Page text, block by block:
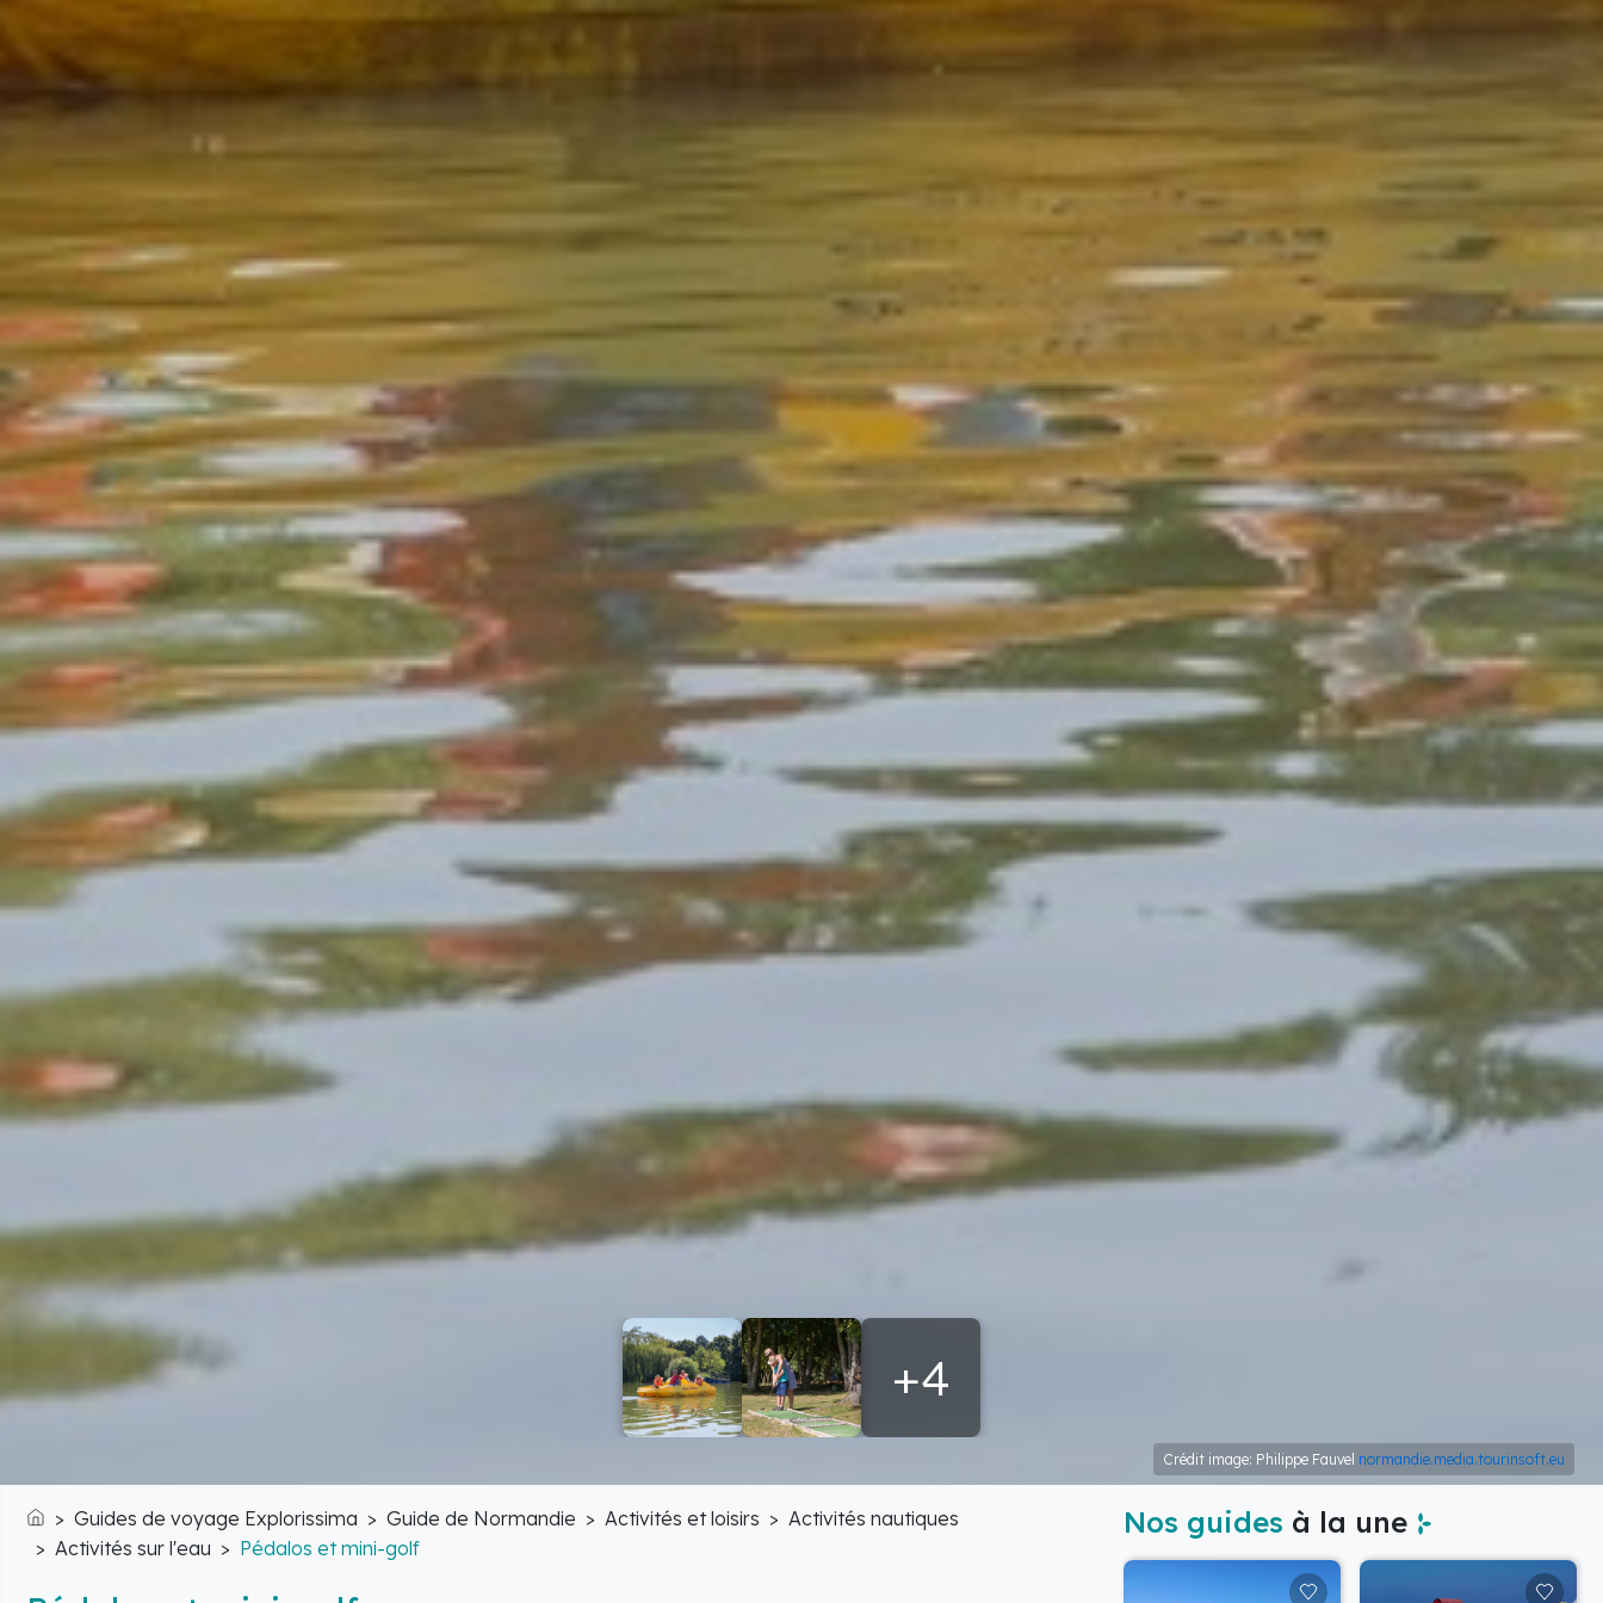
+4
Crédit image: Philippe Fauvel normandie.media.tourinsoft.eu
Accueil
Guides de voyage Explorissima Guide de Normandie Activités et loisirs
Activités nautiques
Activités sur l'eau
Pédalos et mini-golf
Nos guides à la une